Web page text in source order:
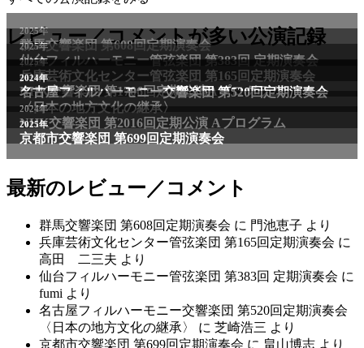
レビュー／コメントが多い公演記録
2025年
群馬交響楽団 第608回定期演奏会
2025年
仙台フィルハーモニー管弦楽団 第383回 定期演奏会
2025年
兵庫芸術文化センター管弦楽団 第165回定期演奏会
2011年
NHK交響楽団 第1706回定期公演Aプログラム
2024年
名古屋フィルハーモニー交響楽団 第520回定期演奏会
〈日本の地方文化の継承〉
2024年
NHK交響楽団 第2016回定期公演 Aプログラム
2025年
京都市交響楽団 第699回定期演奏会
最新のレビュー／コメント
群馬交響楽団 第608回定期演奏会 に 門池恵子 より
兵庫芸術文化センター管弦楽団 第165回定期演奏会 に
高田 二三夫 より
仙台フィルハーモニー管弦楽団 第383回 定期演奏会 に
fumi より
名古屋フィルハーモニー交響楽団 第520回定期演奏会
〈日本の地方文化の継承〉
に 芝崎浩三 より
京都市交響楽団 第699回定期演奏会 に 畠山博志 より